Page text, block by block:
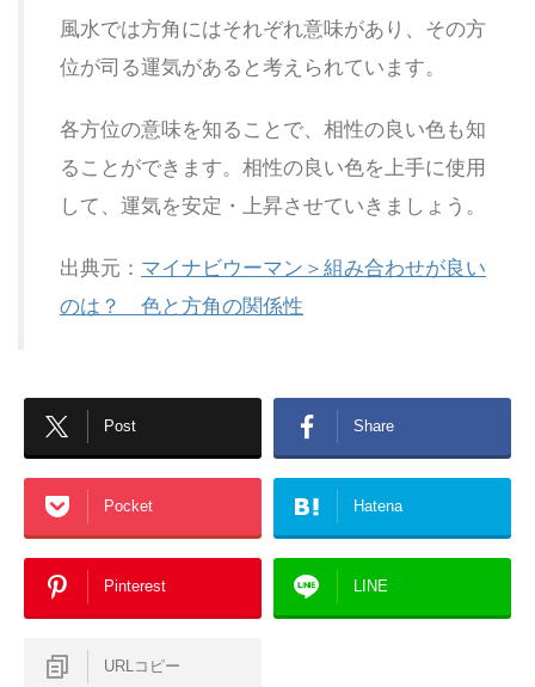
風水では方角にはそれぞれ意味があり、その方
位が司る運気があると考えられています。
各方位の意味を知ることで、相性の良い色も知
ることができます。相性の良い色を上手に使用
して、運気を安定・上昇させていきましょう。
出典元： マイナビウーマン＞組み合わせが良い
のは？ 色と方角の関係性
Post Share
Pocket Hatena
Pinterest LINE
URLコピー